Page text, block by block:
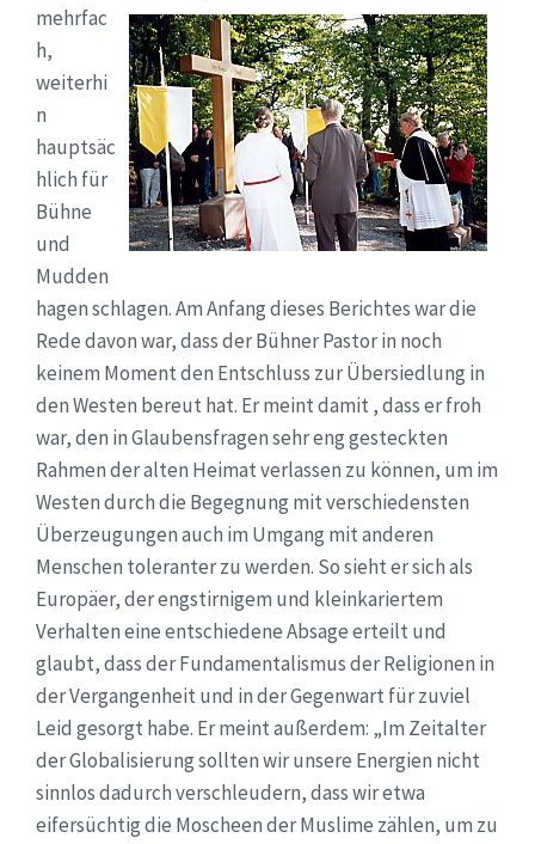
mehrfac
h,
weiterhi
n
hauptsäc
hlich für
Bühne
und
Mudden
hagen schlagen. Am Anfang dieses Berichtes war die
Rede davon war, dass der Bühner Pastor in noch
keinem Moment den Entschluss zur Übersiedlung in
den Westen bereut hat. Er meint damit , dass er froh
war, den in Glaubensfragen sehr eng gesteckten
Rahmen der alten Heimat verlassen zu können, um im
Westen durch die Begegnung mit verschiedensten
Überzeugungen auch im Umgang mit anderen
Menschen toleranter zu werden. So sieht er sich als
Europäer, der engstirnigem und kleinkariertem
Verhalten eine entschiedene Absage erteilt und
glaubt, dass der Fundamentalismus der Religionen in
der Vergangenheit und in der Gegenwart für zuviel
Leid gesorgt habe. Er meint außerdem: „Im Zeitalter
der Globalisierung sollten wir unsere Energien nicht
sinnlos dadurch verschleudern, dass wir etwa
eifersüchtig die Moscheen der Muslime zählen, um zu